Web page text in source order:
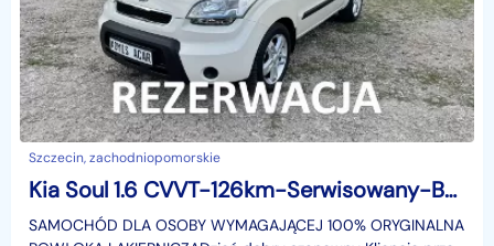
Szczecin, zachodniopomorskie
Kia Soul 1.6 CVVT-126km-Serwisowany-Bezwypadkowy-Niski Przebieg-Klimatyzacja
SAMOCHÓD DLA OSOBY WYMAGAJĄCEJ 100% ORYGINALNA